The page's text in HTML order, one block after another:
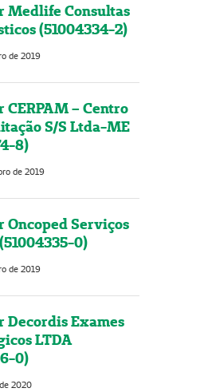
Medlife Consultas
(51004334-2)
de 2019
CERPAM – Centro
S/S Ltda-ME
8)
de 2019
Oncoped Serviços
0)
de 2019
Decordis Exames
LTDA
0)
2020